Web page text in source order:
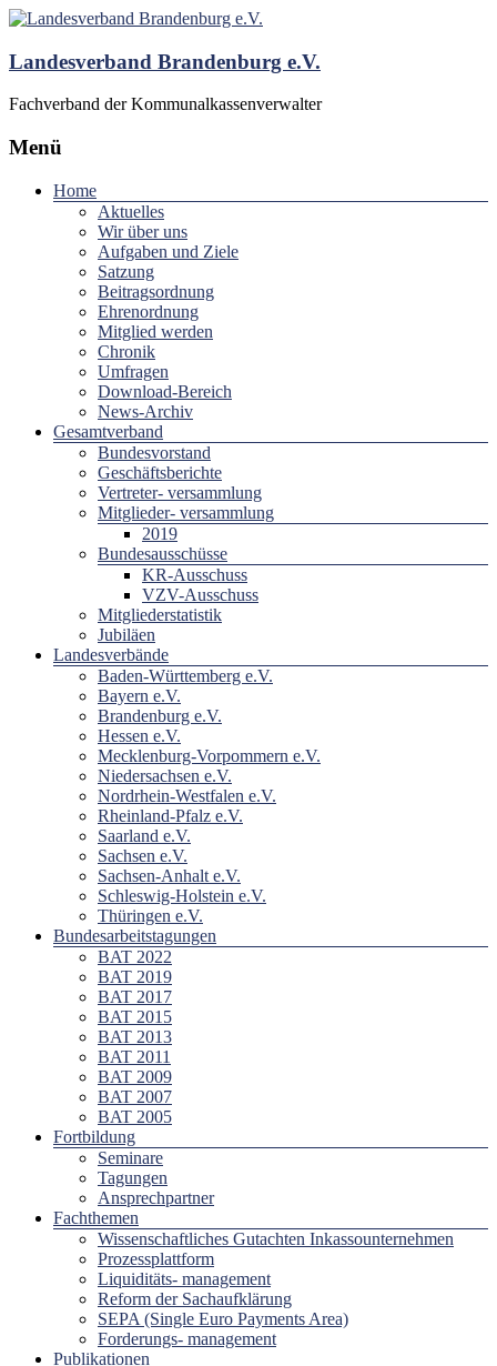
Landesverband Brandenburg e.V.
Fachverband der Kommunalkassenverwalter
Menü
Home
Aktuelles
Wir über uns
Aufgaben und Ziele
Satzung
Beitragsordnung
Ehrenordnung
Mitglied werden
Chronik
Umfragen
Download-Bereich
News-Archiv
Gesamtverband
Bundesvorstand
Geschäftsberichte
Vertreter- versammlung
Mitglieder- versammlung
2019
Bundesausschüsse
KR-Ausschuss
VZV-Ausschuss
Mitgliederstatistik
Jubiläen
Landesverbände
Baden-Württemberg e.V.
Bayern e.V.
Brandenburg e.V.
Hessen e.V.
Mecklenburg-Vorpommern e.V.
Niedersachsen e.V.
Nordrhein-Westfalen e.V.
Rheinland-Pfalz e.V.
Saarland e.V.
Sachsen e.V.
Sachsen-Anhalt e.V.
Schleswig-Holstein e.V.
Thüringen e.V.
Bundesarbeitstagungen
BAT 2022
BAT 2019
BAT 2017
BAT 2015
BAT 2013
BAT 2011
BAT 2009
BAT 2007
BAT 2005
Fortbildung
Seminare
Tagungen
Ansprechpartner
Fachthemen
Wissenschaftliches Gutachten Inkassounternehmen
Prozessplattform
Liquiditäts- management
Reform der Sachaufklärung
SEPA (Single Euro Payments Area)
Forderungs- management
Publikationen